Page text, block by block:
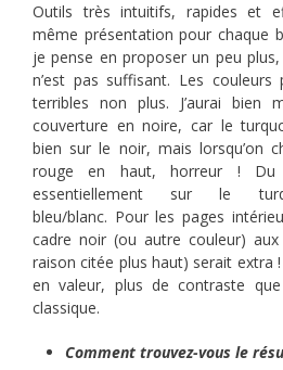
Outils très intuitifs, rapides et
même présentation pour chaque
je pense en proposer un peu
n’est pas suffisant. Les
terribles non plus. J’aurai bien
couverture en noire, car le
bien sur le noir, mais lorsqu’on
rouge en haut, horreur !
essentiellement sur le
bleu/blanc. Pour les pages
cadre noir (ou autre couleur)
raison citée plus haut) serait extra
en valeur, plus de contraste
classique.
Comment trouvez-vous le